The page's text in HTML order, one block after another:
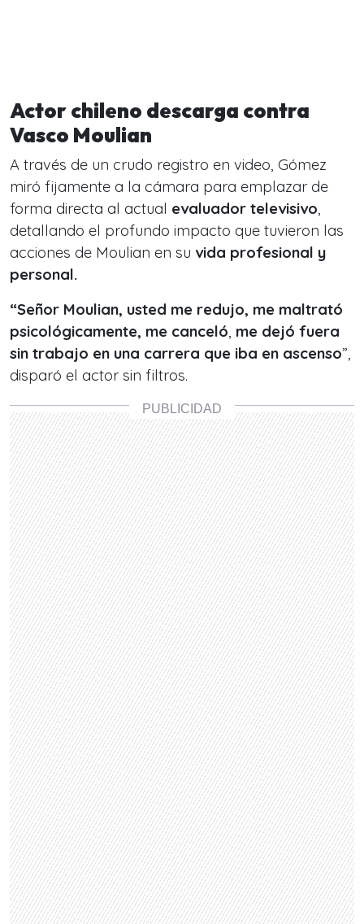
Actor chileno descarga contra
Vasco Moulian
A través de un crudo registro en video, Gómez
miró fijamente a la cámara para emplazar de
forma directa al actual evaluador televisivo,
detallando el profundo impacto que tuvieron las
acciones de Moulian en su vida profesional y
personal.
“Señor Moulian, usted me redujo, me maltrató
psicológicamente, me canceló, me dejó fuera
sin trabajo en una carrera que iba en ascenso”,
disparó el actor sin filtros.